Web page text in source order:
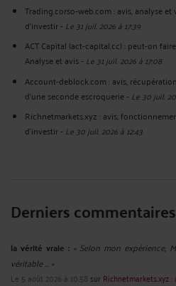
Trading.corso-web.com : avis, analyse
d'investir- Le 31 juil. 2026 à 17:39
ACT Capital (act-capital.cc) : peut-on
Analyse et avis- Le 31 juil. 2026 à 17:08
Account-deblock.com : avis,
d'une seconde escroquerie- Le 30 juil.
Richnetmarkets.xyz : avis,
d’investir- Le 30 juil. 2026 à 12:43
Derniers commentaires
la vérité vraie : « Selon mon expérience,
véritable ... »
Le 5 août 2026 à 10:58 sur Richnetmarkets.xyz :